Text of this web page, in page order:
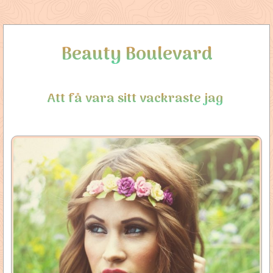
Beauty Boulevard
Att få vara sitt vackraste jag